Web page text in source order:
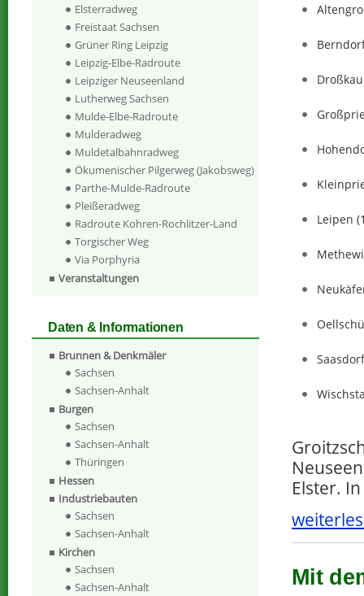
Droßkau
Leipen
Elster.
Mit
Elsterradweg
Freistaat Sachsen
Grüner Ring Leipzig
Leipzig-Elbe-Radroute
Leipziger Neuseenland
Lutherweg Sachsen
Mulde-Elbe-Radroute
Mulderadweg
Muldetalbahnradweg
Ökumenischer Pilgerweg (Jakobsweg)
Parthe-Mulde-Radroute
Pleißeradweg
Radroute Kohren-Rochlitzer-Land
Torgischer Weg
Via Porphyria
Veranstaltungen
Daten & Informationen
Brunnen & Denkmäler
Sachsen
Sachsen-Anhalt
Burgen
Sachsen
Sachsen-Anhalt
Thüringen
Hessen
Industriebauten
Sachsen
Sachsen-Anhalt
Kirchen
Sachsen
Sachsen-Anhalt